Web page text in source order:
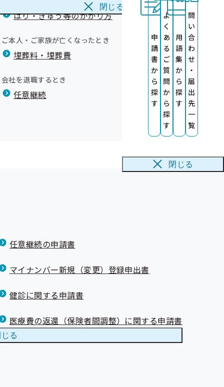
はり・きゅう等のかかり方
ご本人・ご家族が亡くなったとき
埋葬料・埋葬費
会社を退職するとき
任意継続
任意継続の申請書
マイナンバー新規（変更）登録申出書
健診に関する申請書
医療費の返還（保険者間調整）に関する申請書
じる
閉じる
申
請
書
か
ら
探
す
よ
く
あ
る
ご
質
問
か
ら
探
す
用
語
集
か
ら
探
す
問
い
合
わ
せ
・
届
出
先
一
覧
閉じる
現在もその状況にあるかを確認させていただくため、毎
切な確認となりますので、お忙しいところ誠に恐縮です